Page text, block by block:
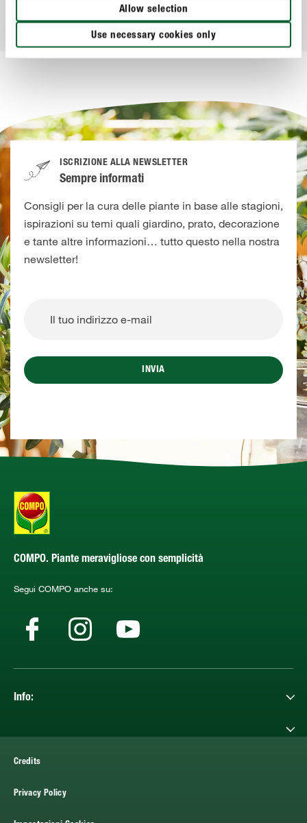
Allow selection
Use necessary cookies only
ISCRIZIONE ALLA NEWSLETTER
Sempre informati
Consigli per la cura delle piante in base alle stagioni,
ispirazioni su temi quali giardino, prato, decorazione
e tante altre informazioni… tutto questo nella nostra
newsletter!
INVIA
COMPO. Piante meravigliose con semplicità
Segui COMPO anche su:
Info:
Credits
Privacy Policy